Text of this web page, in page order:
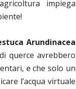
impiega
Arundinacea
querce avrebbero
e che solo un
l’acqua virtuale